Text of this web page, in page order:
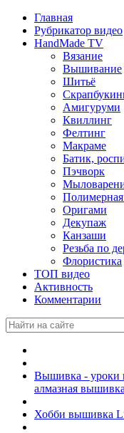
Главная
Рубрикатор видео
HandMade TV
Вязание
Вышивание
Шитьё
Амигуруми
Квиллинг
Фелтинг
Макраме
Батик,
Пэчворк
Полимерная
Оригами
Декупаж
Канзаши
Резьба по
Флористика
ТОП видео
Активность
Комментарии
Вышивка - уроки
алмазная вышивка
Хобби вышивка